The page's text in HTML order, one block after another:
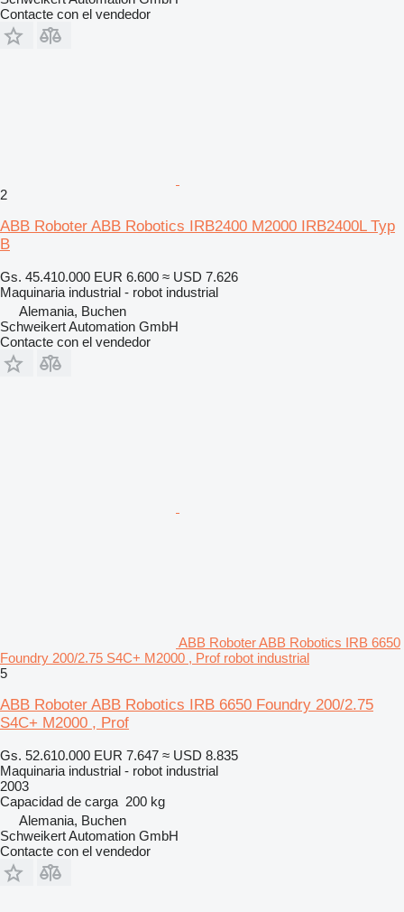
Contacte con el vendedor
2
ABB Roboter ABB Robotics IRB2400 M2000 IRB2400L Typ
B
Gs. 45.410.000 EUR 6.600 ≈ USD 7.626
Maquinaria industrial - robot industrial
Alemania, Buchen
Schweikert Automation GmbH
Contacte con el vendedor
ABB Roboter ABB Robotics IRB 6650
Foundry 200/2.75 S4C+ M2000 , Prof robot industrial
5
ABB Roboter ABB Robotics IRB 6650 Foundry 200/2.75
S4C+ M2000 , Prof
Gs. 52.610.000 EUR 7.647 ≈ USD 8.835
Maquinaria industrial - robot industrial
2003
Capacidad de carga 200 kg
Alemania, Buchen
Schweikert Automation GmbH
Contacte con el vendedor